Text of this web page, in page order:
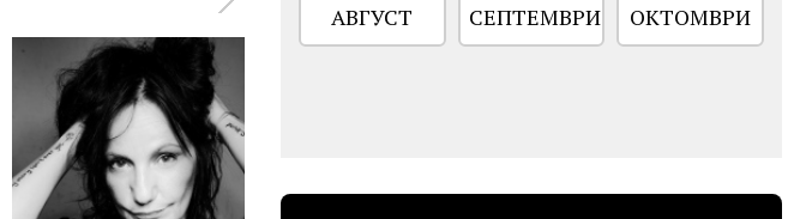
АВГУСТ СЕПТЕМВРИ ОКТОМВРИ